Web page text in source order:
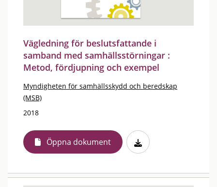
Vägledning för beslutsfattande i
samband med samhällsstörningar :
Metod, fördjupning och exempel
Myndigheten för samhällsskydd och beredskap
(MSB)
2018
Öppna dokument